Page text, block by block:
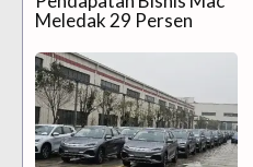
Meledak 29 Persen